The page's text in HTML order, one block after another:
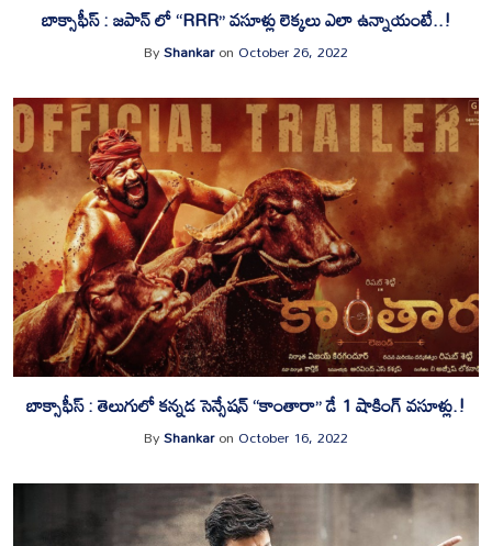
బాక్సాఫీస్ : జపాన్ లో “RRR” వసూళ్లు లెక్కలు ఎలా ఉన్నాయంటే..!
ByShankaron October 26, 2022
బాక్సాఫీస్ : తెలుగులో కన్నడ సెన్సేషన్ “కాంతారా” డే 1 షాకింగ్ వసూళ్లు.!
ByShankaron October 16, 2022